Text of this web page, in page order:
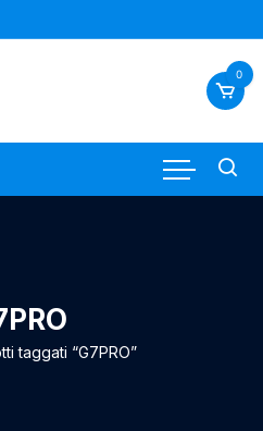
0
taggati “G7PRO”